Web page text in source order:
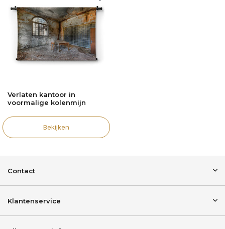
Verlaten kantoor in
voormalige kolenmijn
Bekijken
Contact
Klantenservice